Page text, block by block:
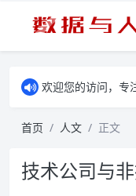
欢迎您的访问，专
首页 人文 正文
技术公司与